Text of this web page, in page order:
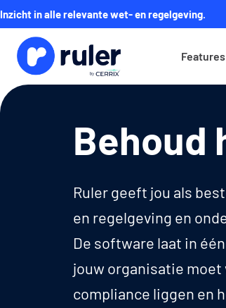
Inzicht in alle relevante wet- en regelgeving.
Features
Behoud
Ruler geeft jou als
en regelgeving en
De software laat in
jouw organisatie moet
compliance liggen en